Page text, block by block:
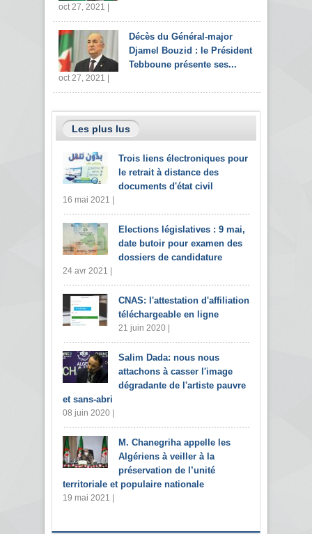
oct 27, 2021 |
Décès du Général-major
Djamel Bouzid : le Président
Tebboune présente ses...
oct 27, 2021 |
Les plus lus
Trois liens électroniques pour
le retrait à distance des
documents d'état civil
16 mai 2021 |
Elections législatives : 9 mai,
date butoir pour examen des
dossiers de candidature
24 avr 2021 |
CNAS: l'attestation d'affiliation
téléchargeable en ligne
21 juin 2020 |
Salim Dada: nous nous
attachons à casser l'image
dégradante de l'artiste pauvre
et sans-abri
08 juin 2020 |
M. Chanegriha appelle les
Algériens à veiller à la
préservation de l’unité
territoriale et populaire nationale
19 mai 2021 |